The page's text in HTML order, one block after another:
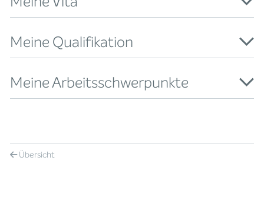
Meine Qualifikation
Meine Arbeitsschwerpunkte
Übersicht